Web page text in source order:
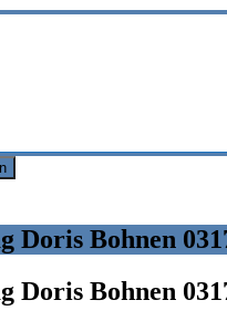
Doris Bohnen
Doris Bohnen